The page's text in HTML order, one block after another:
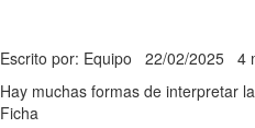
Escrito por: Equipo 22/02/2025 4
Hay muchas formas de interpretar
Ficha